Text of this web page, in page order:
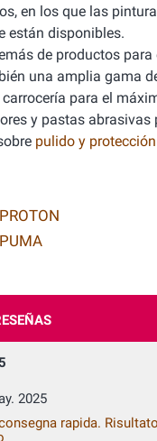
en los que las
están disponibles.
de productos
una amplia gama
para el
y pastas abrasivas
pulido y
PROTON
PUMA
2025
rapida.